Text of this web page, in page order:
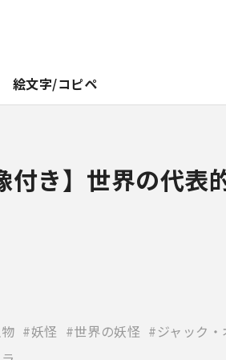
絵文字/コピペ
付き】世界の代表
妖怪 世界の妖怪
ジャック